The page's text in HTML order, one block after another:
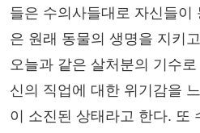
들은 수의사들대로 자신들이
은 원래 동물의 생명을 지키
오늘과 같은 살처분의 기수
신의 직업에 대한 위기감을
이 소진된 상태라고 한다. 또